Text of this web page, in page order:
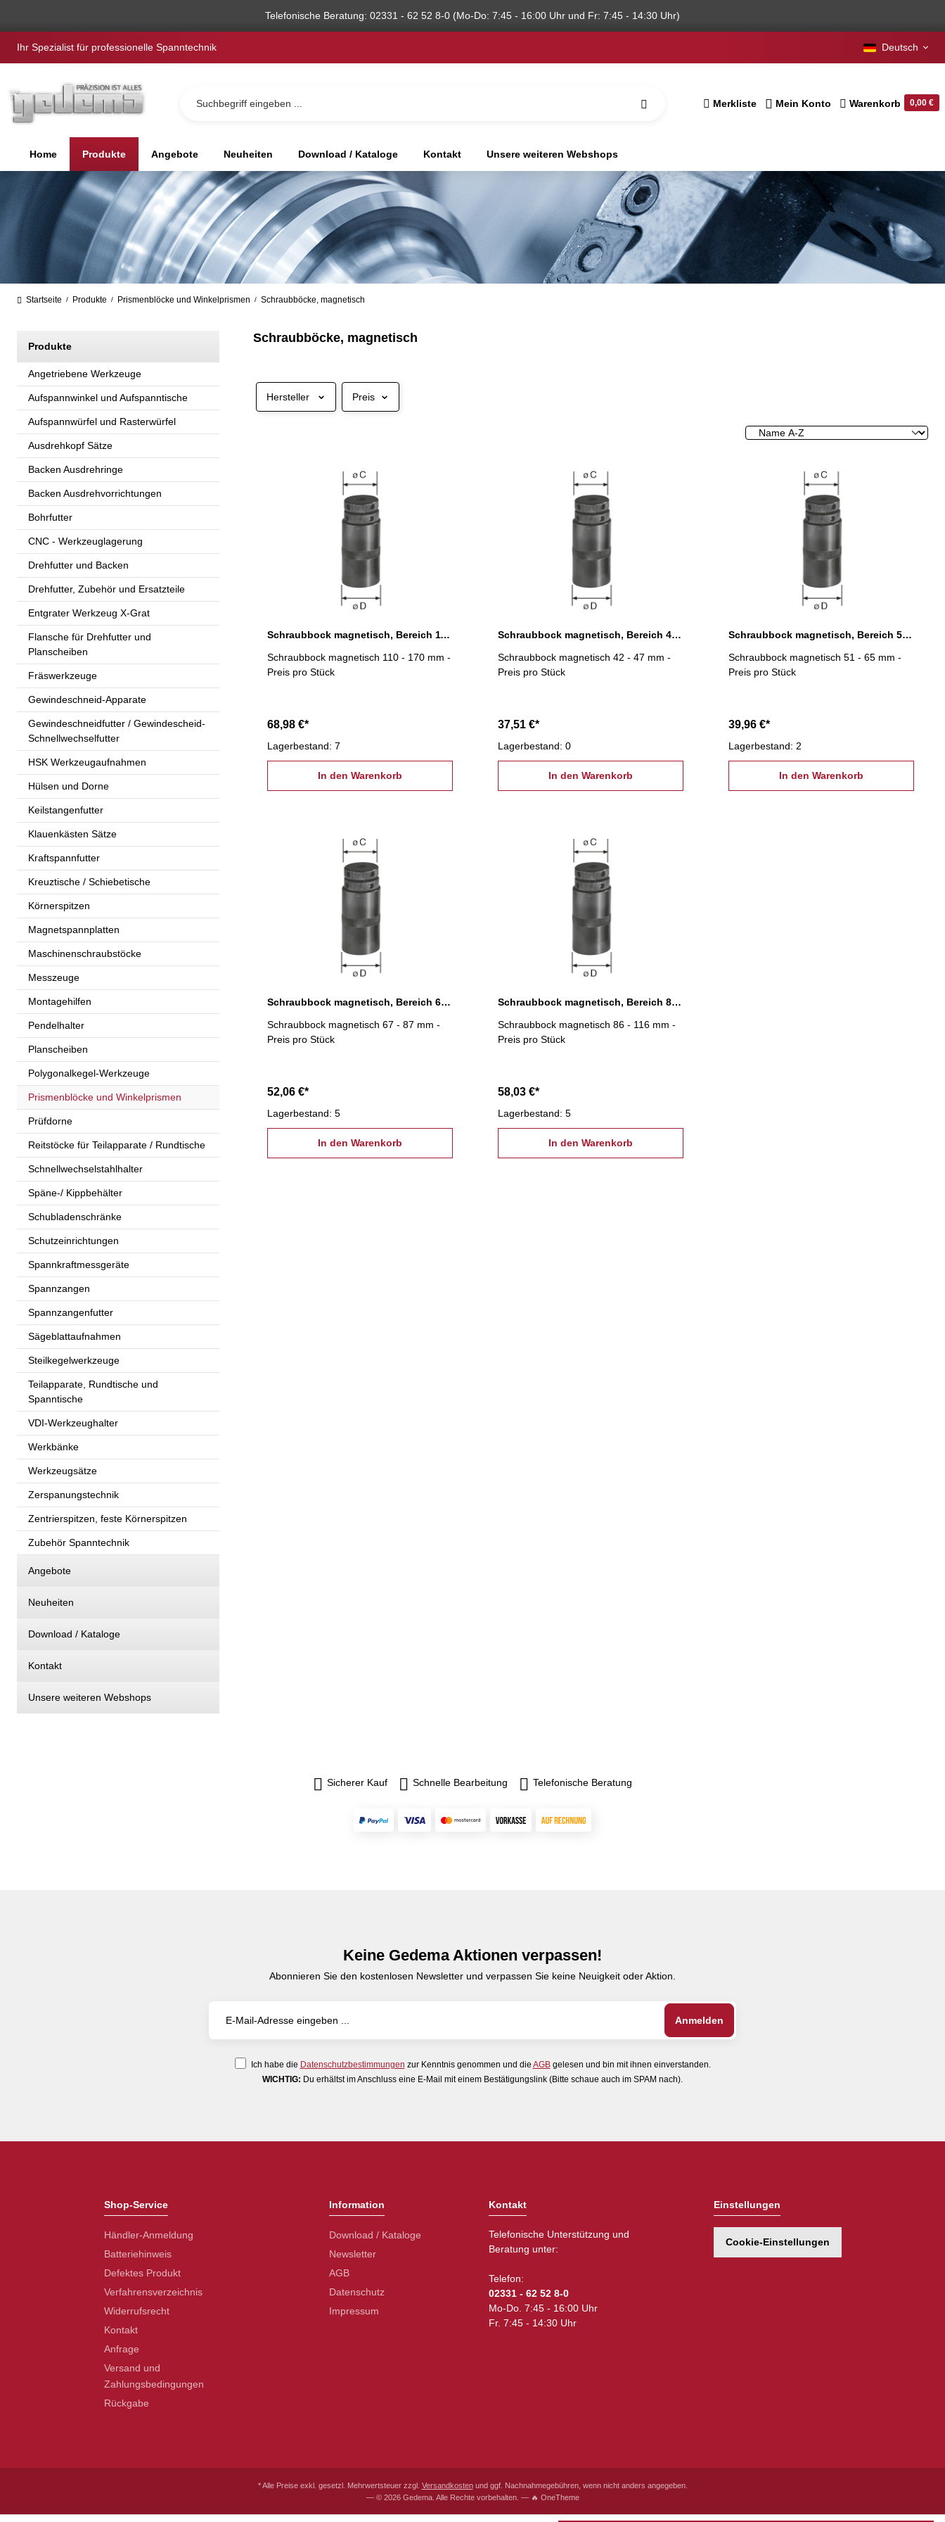
Telefonische Beratung: 02331 - 62 52 8-0 (Mo-Do: 7:45 - 16:00 Uhr und Fr: 7:45 - 14:30 Uhr)
Ihr Spezialist für professionelle Spanntechnik Deutsch
Merkliste Mein Konto Warenkorb 0,00 €
Home Produkte Angebote Neuheiten Download / Kataloge Kontakt Unsere weiteren Webshops
Startseite / Produkte / Prismenblöcke und Winkelprismen / Schraubböcke, magnetisch
Produkte
Angetriebene Werkzeuge
Aufspannwinkel und Aufspanntische
Aufspannwürfel und Rasterwürfel
Ausdrehkopf Sätze
Backen Ausdrehringe
Backen Ausdrehvorrichtungen
Bohrfutter
CNC - Werkzeuglagerung
Drehfutter und Backen
Drehfutter, Zubehör und Ersatzteile
Entgrater Werkzeug X-Grat
Flansche für Drehfutter und
Planscheiben
Fräswerkzeuge
Gewindeschneid-Apparate
Gewindeschneidfutter / Gewindescheid-
Schnellwechselfutter
HSK Werkzeugaufnahmen
Hülsen und Dorne
Keilstangenfutter
Klauenkästen Sätze
Kraftspannfutter
Kreuztische / Schiebetische
Körnerspitzen
Magnetspannplatten
Maschinenschraubstöcke
Messzeuge
Montagehilfen
Pendelhalter
Planscheiben
Polygonalkegel-Werkzeuge
Prismenblöcke und Winkelprismen
Prüfdorne
Reitstöcke für Teilapparate / Rundtische
Schnellwechselstahlhalter
Späne-/ Kippbehälter
Schubladenschränke
Schutzeinrichtungen
Spannkraftmessgeräte
Spannzangen
Spannzangenfutter
Sägeblattaufnahmen
Steilkegelwerkzeuge
Teilapparate, Rundtische und
Spanntische
VDI-Werkzeughalter
Werkbänke
Werkzeugsätze
Zerspanungstechnik
Zentrierspitzen, feste Körnerspitzen
Zubehör Spanntechnik
Angebote
Neuheiten
Download / Kataloge
Kontakt
Unsere weiteren Webshops
Schraubböcke, magnetisch
Hersteller Preis
Schraubbock magnetisch, Bereich 110 - 170 mm
Schraubbock magnetisch 110 - 170 mm -
Preis pro Stück
68,98 €*
Lagerbestand: 7
In den Warenkorb
Schraubbock magnetisch, Bereich 42 - 47 mm
Schraubbock magnetisch 42 - 47 mm -
Preis pro Stück
37,51 €*
Lagerbestand: 0
In den Warenkorb
Schraubbock magnetisch, Bereich 51 - 65 mm
Schraubbock magnetisch 51 - 65 mm -
Preis pro Stück
39,96 €*
Lagerbestand: 2
In den Warenkorb
Schraubbock magnetisch, Bereich 67 - 87 mm
Schraubbock magnetisch 67 - 87 mm -
Preis pro Stück
52,06 €*
Lagerbestand: 5
In den Warenkorb
Schraubbock magnetisch, Bereich 86 - 116 mm
Schraubbock magnetisch 86 - 116 mm -
Preis pro Stück
58,03 €*
Lagerbestand: 5
In den Warenkorb
Sicherer Kauf Schnelle Bearbeitung Telefonische Beratung
Keine Gedema Aktionen verpassen!
Abonnieren Sie den kostenlosen Newsletter und verpassen Sie keine Neuigkeit oder Aktion.
Ich habe die Datenschutzbestimmungen zur Kenntnis genommen und die AGBgelesen und bin mit ihnen einverstanden.
WICHTIG: Du erhältst im Anschluss eine E-Mail mit einem Bestätigungslink (Bitte schaue auch im SPAM nach).
Shop-Service
Händler-Anmeldung
Batteriehinweis
Defektes Produkt
Verfahrensverzeichnis
Widerrufsrecht
Kontakt
Anfrage
Versand und
Zahlungsbedingungen
Rückgabe
Information
Download / Kataloge
Newsletter
AGB
Datenschutz
Impressum
Kontakt
Telefonische Unterstützung und
Beratung unter:
Telefon:
02331 - 62 52 8-0
Mo-Do. 7:45 - 16:00 Uhr
Fr. 7:45 - 14:30 Uhr
Einstellungen
Cookie-Einstellungen
* Alle Preise exkl. gesetzl. Mehrwertsteuer zzgl. Versandkostenund ggf. Nachnahmegebühren, wenn nicht anders angegeben.
— © 2026 Gedema. Alle Rechte vorbehalten. — 🔥 OneTheme